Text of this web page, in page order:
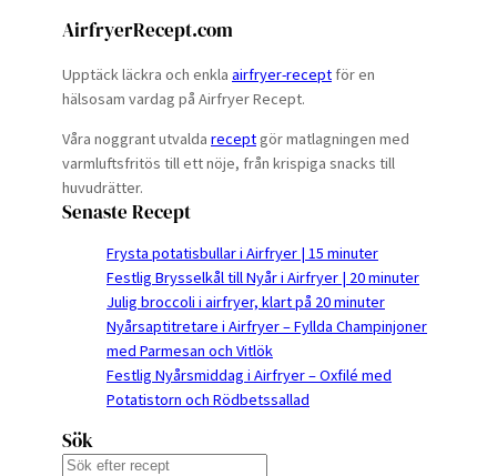
AirfryerRecept.com
Upptäck läckra och enkla airfryer-recept för en
hälsosam vardag på Airfryer Recept.
Våra noggrant utvalda receptgör matlagningen med
varmluftsfritös till ett nöje, från krispiga snacks till
huvudrätter.
Senaste Recept
Frysta potatisbullar i Airfryer | 15 minuter
Festlig Brysselkål till Nyår i Airfryer | 20 minuter
Julig broccoli i airfryer, klart på 20 minuter
Nyårsaptitretare i Airfryer – Fyllda Champinjoner
med Parmesan och Vitlök
Festlig Nyårsmiddag i Airfryer – Oxfilé med
Potatistorn och Rödbetssallad
Sök
S